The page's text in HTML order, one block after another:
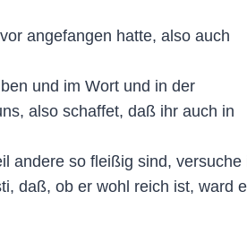
angefangen hatte, also auch
und im Wort und in der
also schaffet, daß ihr auch in
andere so fleißig sind,
daß, ob er wohl reich ist, ward